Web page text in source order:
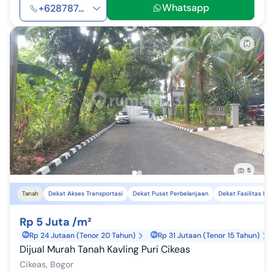
+628787... Whatsapp
5
Tanah Dekat Akses Transportasi Dekat Pusat Perbelanjaan Dekat Fasilitas
Rp 5 Juta /m²
Rp 24 Jutaan (Tenor 20 Tahun) Rp 31 Jutaan (Tenor 15 Tahun)
Dijual Murah Tanah Kavling Puri Cikeas
Cikeas, Bogor